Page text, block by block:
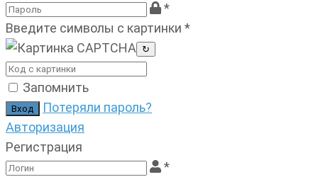
*
Введите символы с картинки *
↻
Запомнить
Потеряли пароль?
Авторизация
Регистрация
*